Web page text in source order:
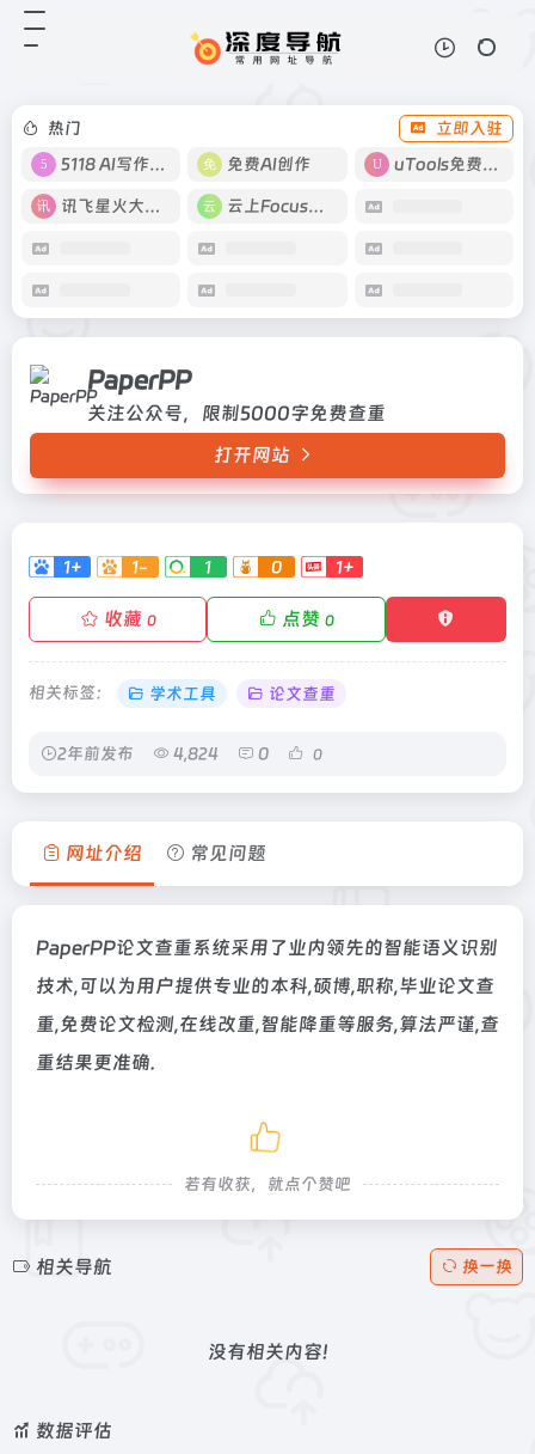
热门
立即入驻
5118 AI写作工具
免费AI创作 uTools免费工具箱
讯飞星火大模型 云上Focus接码
PaperPP
关注公众号，限制5000字免费查重
打开网站
1+ 1- 1 0 1+
收藏 0 点赞 0
相关标签： 学术工具 论文查重
2年前发布 4,824 0 0
网址介绍 常见问题
PaperPP论文查重系统采用了业内领先的智能语义识别
技术,可以为用户提供专业的本科,硕博,职称,毕业论文查
重,免费论文检测,在线改重,智能降重等服务,算法严谨,查
重结果更准确.
若有收获，就点个赞吧
相关导航 换一换
没有相关内容!
数据评估